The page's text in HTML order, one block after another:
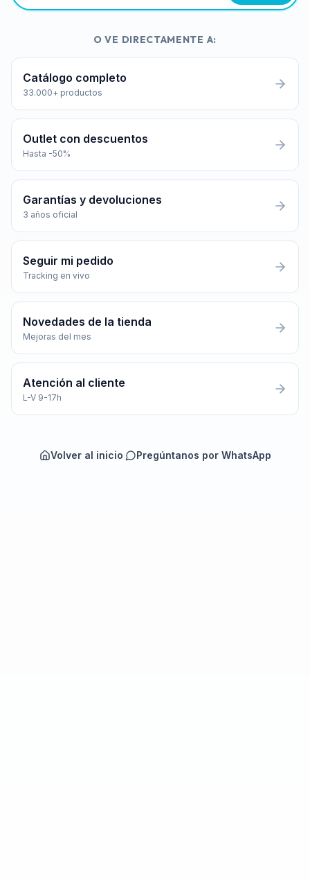
O VE DIRECTAMENTE A:
Catálogo completo
33.000+ productos
Outlet con descuentos
Hasta -50%
Garantías y devoluciones
3 años oficial
Seguir mi pedido
Tracking en vivo
Novedades de la tienda
Mejoras del mes
Atención al cliente
L-V 9-17h
Volver al inicio· Pregúntanos por WhatsApp